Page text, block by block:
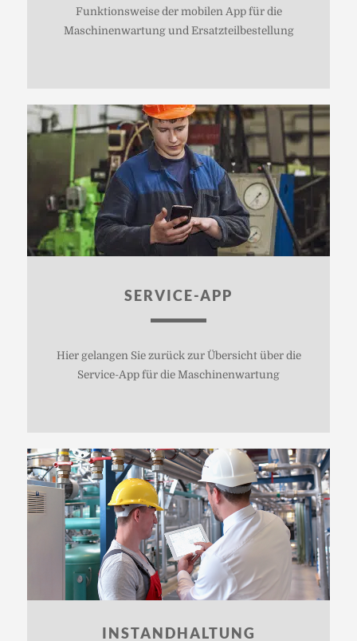
Funktionsweise der mobilen App für die
Maschinenwartung und Ersatzteilbestellung
SERVICE-APP
Hier gelangen Sie zurück zur Übersicht über die
Service-App für die Maschinenwartung
INSTANDHALTUNG